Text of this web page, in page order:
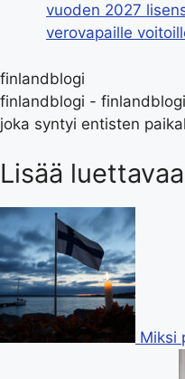
vuoden 2027
verovapaille
finlandblogi
finlandblogi -
joka syntyi entisten
Lisää luettavaa
Miksi